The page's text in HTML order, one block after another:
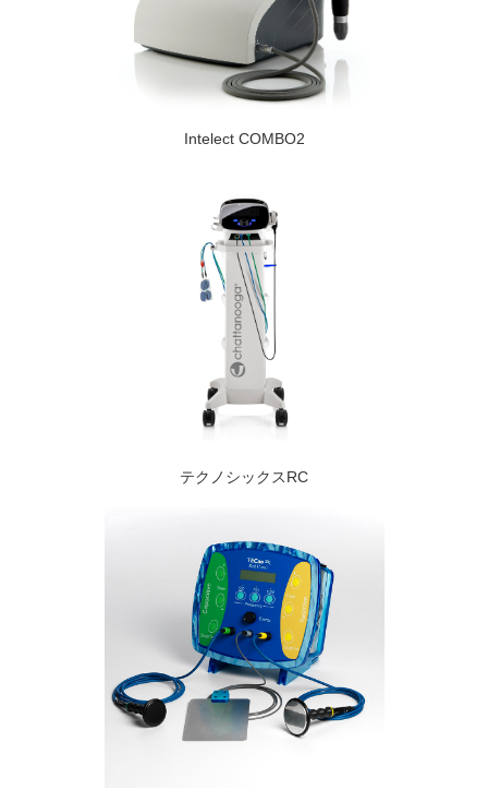
Intelect COMBO2
テクノシックスRC